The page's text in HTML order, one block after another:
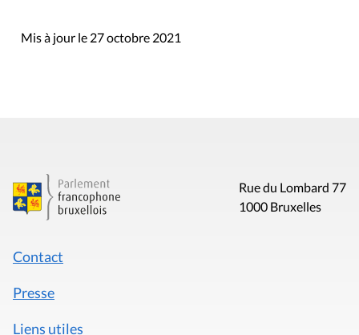
Mis à jour le 27 octobre 2021
Rue du Lombard 77
1000 Bruxelles
Contact
Presse
Liens utiles